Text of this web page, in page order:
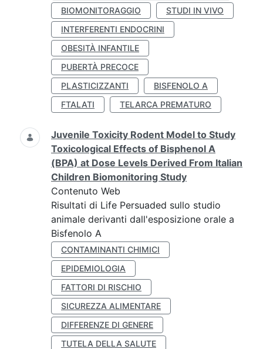
BIOMONITORAGGIO
STUDI IN VIVO
INTERFERENTI ENDOCRINI
OBESITÀ INFANTILE
PUBERTÀ PRECOCE
PLASTICIZZANTI
BISFENOLO A
FTALATI
TELARCA PREMATURO
Juvenile Toxicity Rodent Model to Study
Toxicological Effects of Bisphenol A
(BPA) at Dose Levels Derived From Italian
Children Biomonitoring Study
Contenuto Web
Risultati di Life Persuaded sullo studio
animale derivanti dall'esposizione orale a
Bisfenolo A
CONTAMINANTI CHIMICI
EPIDEMIOLOGIA
FATTORI DI RISCHIO
SICUREZZA ALIMENTARE
DIFFERENZE DI GENERE
TUTELA DELLA SALUTE